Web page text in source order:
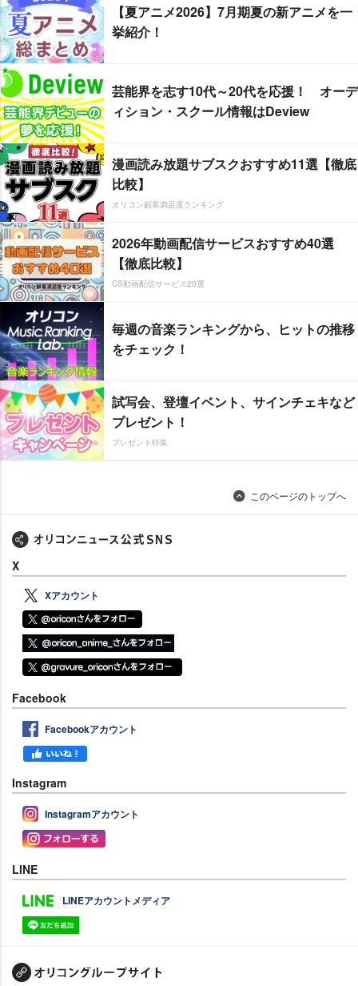
【夏アニメ2026】7月期夏の新アニメを一
挙紹介！
芸能界を志す10代～20代を応援！ オーデ
ィション・スクール情報はDeview
漫画読み放題サブスクおすすめ11選【徹底
比較】
オリコン顧客満足度ランキング
2026年動画配信サービスおすすめ40選
【徹底比較】
CS動画配信サービス20選
毎週の音楽ランキングから、ヒットの推移
をチェック！
試写会、登壇イベント、サインチェキなど
プレゼント！
プレゼント特集
このページのトップへ
X
Xアカウント
Facebook
Facebookアカウント
Instagram
Instagramアカウント
LINE
LINEアカウントメディア